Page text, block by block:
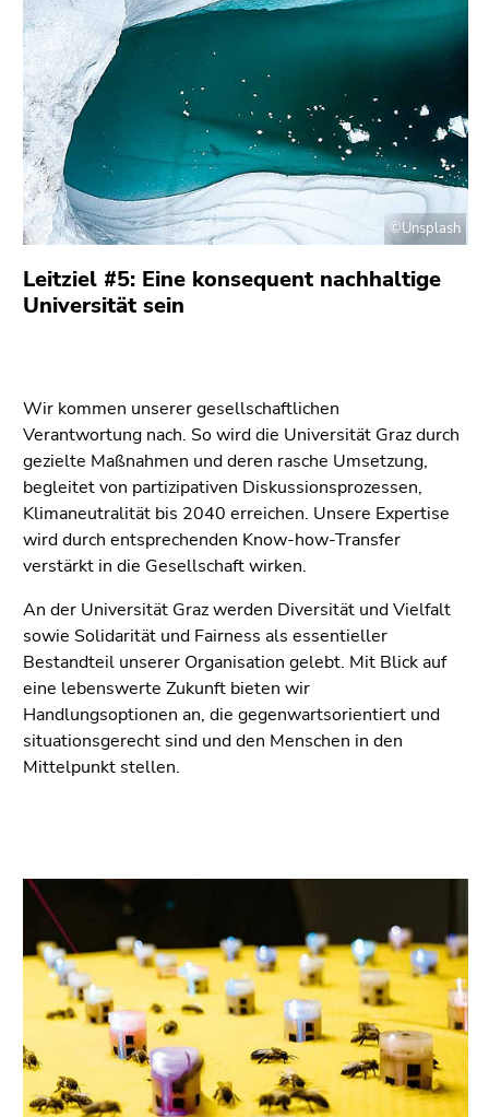
Leitziel #5: Eine konsequent nachhaltige
Universität sein
Wir kommen unserer gesellschaftlichen
Verantwortung nach. So wird die Universität Graz durch
gezielte Maßnahmen und deren rasche Umsetzung,
begleitet von partizipativen Diskussionsprozessen,
Klimaneutralität bis 2040 erreichen. Unsere Expertise
wird durch entsprechenden Know-how-Transfer
verstärkt in die Gesellschaft wirken.
An der Universität Graz werden Diversität und Vielfalt
sowie Solidarität und Fairness als essentieller
Bestandteil unserer Organisation gelebt. Mit Blick auf
eine lebenswerte Zukunft bieten wir
Handlungsoptionen an, die gegenwartsorientiert und
situationsgerecht sind und den Menschen in den
Mittelpunkt stellen.
©Unsplash